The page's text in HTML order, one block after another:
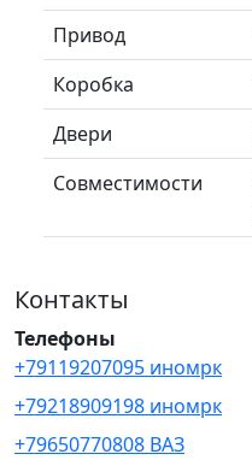
Привод
Коробка
Двери
Совместимости
Контакты
Телефоны
+79119207095 иномрк
+79218909198 иномрк
+79650770808 ВАЗ